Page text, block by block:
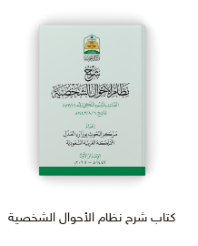
كتاب شرح نظام الأحوال الشخصية